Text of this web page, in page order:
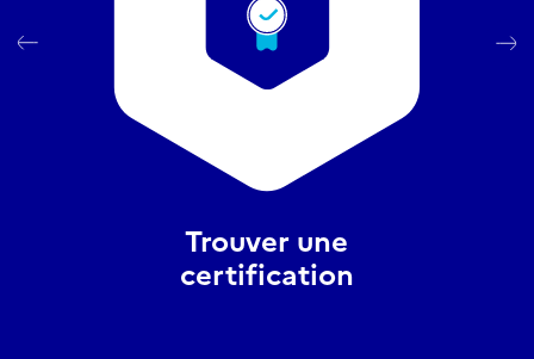
Trouver une
certification